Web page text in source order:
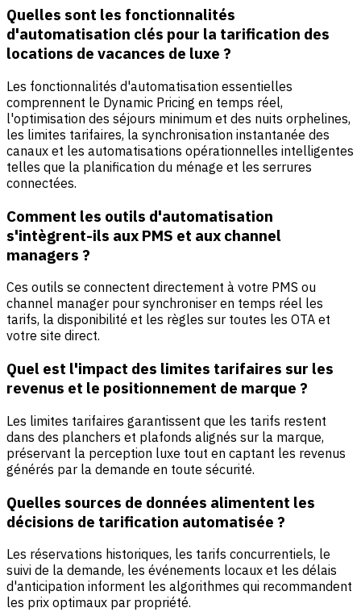
Quelles sont les fonctionnalités
d'automatisation clés pour la tarification des
locations de vacances de luxe ?
Les fonctionnalités d'automatisation essentielles
comprennent le Dynamic Pricing en temps réel,
l'optimisation des séjours minimum et des nuits orphelines,
les limites tarifaires, la synchronisation instantanée des
canaux et les automatisations opérationnelles intelligentes
telles que la planification du ménage et les serrures
connectées.
Comment les outils d'automatisation
s'intègrent-ils aux PMS et aux channel
managers ?
Ces outils se connectent directement à votre PMS ou
channel manager pour synchroniser en temps réel les
tarifs, la disponibilité et les règles sur toutes les OTA et
votre site direct.
Quel est l'impact des limites tarifaires sur les
revenus et le positionnement de marque ?
Les limites tarifaires garantissent que les tarifs restent
dans des planchers et plafonds alignés sur la marque,
préservant la perception luxe tout en captant les revenus
générés par la demande en toute sécurité.
Quelles sources de données alimentent les
décisions de tarification automatisée ?
Les réservations historiques, les tarifs concurrentiels, le
suivi de la demande, les événements locaux et les délais
d'anticipation informent les algorithmes qui recommandent
les prix optimaux par propriété.